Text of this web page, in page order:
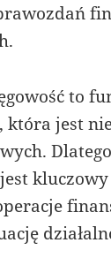
to
która jest